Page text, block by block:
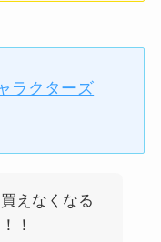
ラクターズ
えなくなる
！